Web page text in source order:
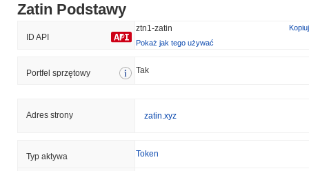
Zatin Podstawy
ID API
ztn1-zatin
Kopiuj
Pokaż jak tego używać
Portfel sprzętowy Tak
Adres strony zatin.xyz
Typ aktywa Token